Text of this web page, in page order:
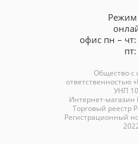
Режим
офис пн –
Общество с
ответственностью
УНП
Интернет-магазин
Торговый реестр
Регистрационный